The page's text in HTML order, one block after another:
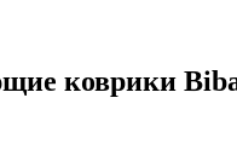
коврики